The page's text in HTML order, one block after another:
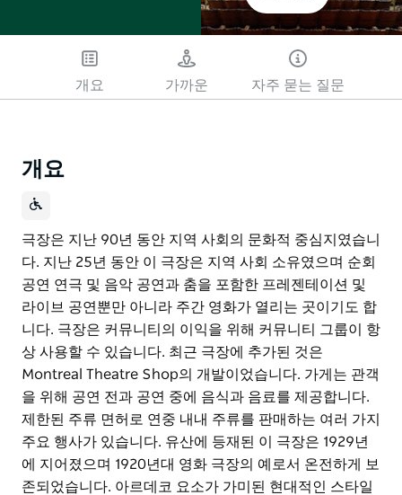
개요 가까운 자주 묻는 질문
개요
극장은 지난 90년 동안 지역 사회의 문화적 중심지였습니
다. 지난 25년 동안 이 극장은 지역 사회 소유였으며 순회
공연 연극 및 음악 공연과 춤을 포함한 프레젠테이션 및
라이브 공연뿐만 아니라 주간 영화가 열리는 곳이기도 합
니다. 극장은 커뮤니티의 이익을 위해 커뮤니티 그룹이 항
상 사용할 수 있습니다. 최근 극장에 추가된 것은
Montreal Theatre Shop의 개발이었습니다. 가게는 관객
을 위해 공연 전과 공연 중에 음식과 음료를 제공합니다.
제한된 주류 면허로 연중 내내 주류를 판매하는 여러 가지
주요 행사가 있습니다. 유산에 등재된 이 극장은 1929년
에 지어졌으며 1920년대 영화 극장의 예로서 온전하게 보
존되었습니다. 아르데코 요소가 가미된 현대적인 스타일